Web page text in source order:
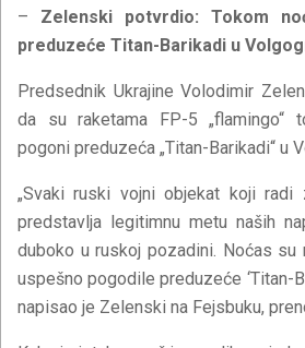
– Zelenski potvrdio: Tokom
preduzeće Titan-Barikadi u
Predsednik Ukrajine Volodimir
da su raketama FP-5 „flamingo“
pogoni preduzeća „Titan-Barikadi“ u
„Svaki ruski vojni objekat koji radi
predstavlja legitimnu metu naših
duboko u ruskoj pozadini. Noćas su
uspešno pogodile preduzeće ‘Titan-
napisao je Zelenski na Fejsbuku,